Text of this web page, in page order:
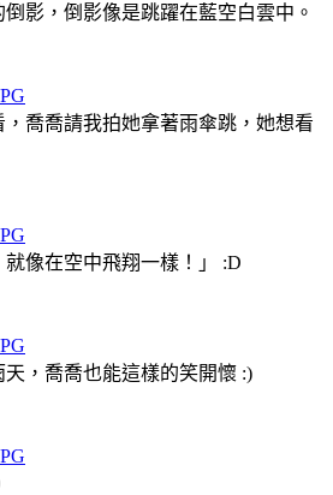
影，倒影像是跳躍在藍空白雲中。
喬喬請我拍她拿著雨傘跳，她想看
像在空中飛翔一樣！」 :D
，喬喬也能這樣的笑開懷 :)